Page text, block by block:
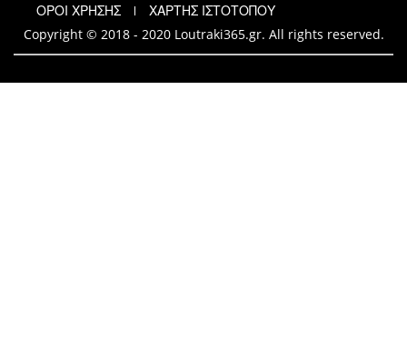
ΟΡΟΙ ΧΡΗΣΗΣ
ΧΑΡΤΗΣ ΙΣΤΟΤΟΠΟΥ
Copyright © 2018 - 2020 Loutraki365.gr. All rights reserved.